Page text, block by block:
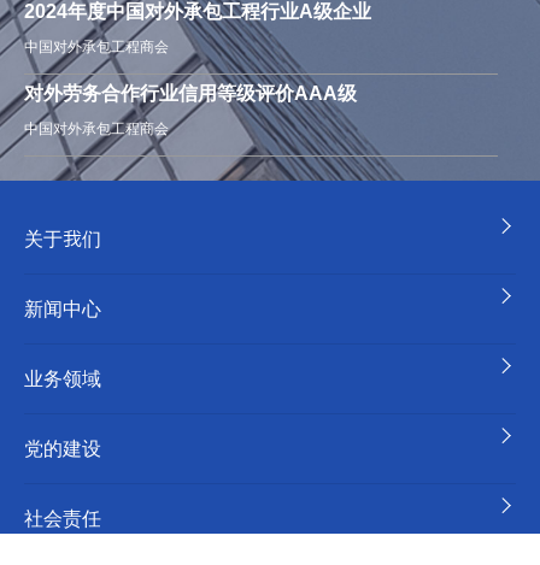
2024年度中国对外承包工程行业A级企业
中国对外承包工程商会
对外劳务合作行业信用等级评价AAA级
中国对外承包工程商会
关于我们
新闻中心
业务领域
党的建设
社会责任